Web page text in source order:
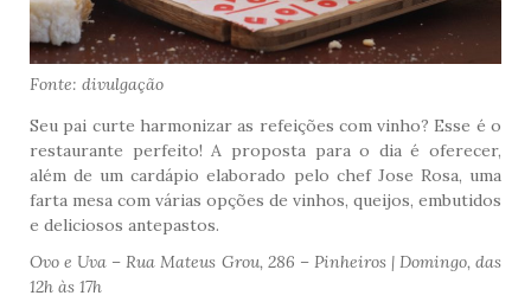
Fonte: divulgação
Seu pai curte harmonizar as refeições com vinho? Esse é o
restaurante perfeito! A proposta para o dia é oferecer,
além de um cardápio elaborado pelo chef Jose Rosa, uma
farta mesa com várias opções de vinhos, queijos, embutidos
e deliciosos antepastos.
Ovo e Uva – Rua Mateus Grou, 286 – Pinheiros | Domingo, das
12h às 17h